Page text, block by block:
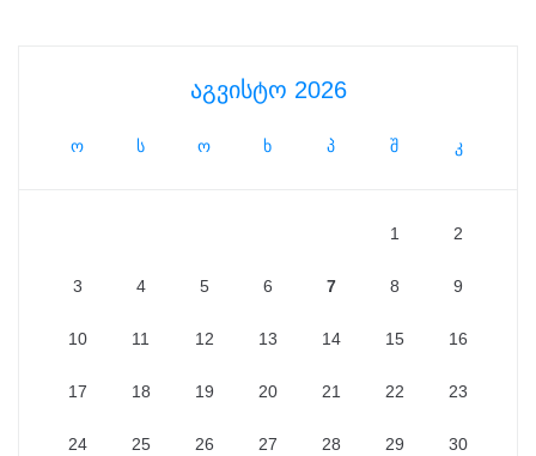
აგვისტო 2026
ო ს ო ხ პ შ კ
1 2
3 4 5 6 7 8 9
10 11 12 13 14 15 16
17 18 19 20 21 22 23
24 25 26 27 28 29 30